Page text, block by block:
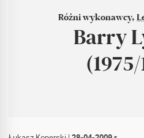
Różni wykonawcy,
Barry